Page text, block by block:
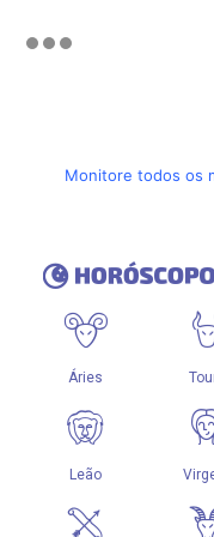
Monitore todos os